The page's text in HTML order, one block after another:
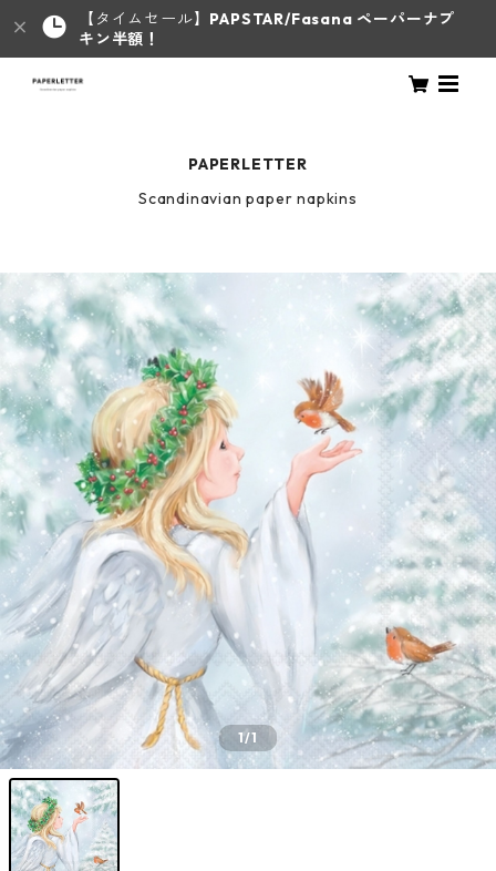
【タイムセール】 PAPSTAR/Fasana ペーパーナプ
キン半額！
PAPERLETTER
Scandinavian paper napkins
1/1